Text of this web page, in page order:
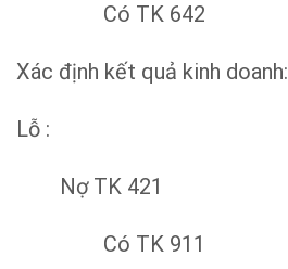
Có TK 642
Xác định kết quả kinh doanh:
Lỗ :
Nợ TK 421
Có TK 911